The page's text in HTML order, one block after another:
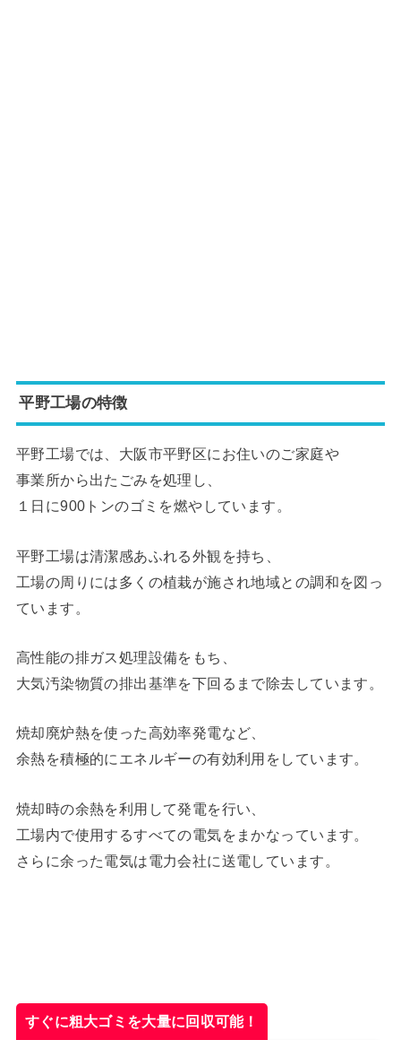
平野工場の特徴
平野工場では、大阪市平野区にお住いのご家庭や
事業所から出たごみを処理し、
１日に900トンのゴミを燃やしています。
平野工場は清潔感あふれる外観を持ち、
工場の周りには多くの植栽が施され地域との調和を図っ
ています。
高性能の排ガス処理設備をもち、
大気汚染物質の排出基準を下回るまで除去しています。
焼却廃炉熱を使った高効率発電など、
余熱を積極的にエネルギーの有効利用をしています。
焼却時の余熱を利用して発電を行い、
工場内で使用するすべての電気をまかなっています。
さらに余った電気は電力会社に送電しています。
すぐに粗大ゴミを大量に回収可能！